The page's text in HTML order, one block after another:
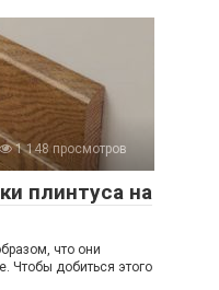
1 148 просмотров
плинтуса на
что они
Чтобы добиться этого